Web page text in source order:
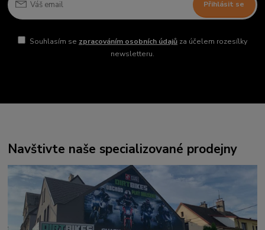
Přihlásit se
Souhlasím se zpracováním osobních údajůza účelem rozesílky
newsletteru.
Navštivte naše specializované prodejny